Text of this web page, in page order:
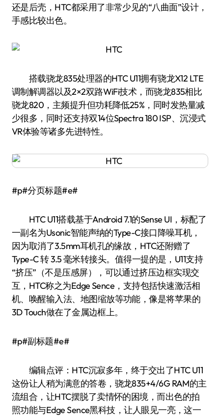
还是后壳，HTC都采用了非常少见的“八曲面”设计，
手感比较出色。
搭载骁龙835处理器的HTC U11拥有骁龙X12 LTE
调制解调器以及2×2双路WiFi技术，而骁龙835相比
骁龙820，主频提升但功耗降低25%，同时发热量减
少很多，同时还支持双14位Spectra 180 ISP、沉浸式
VR体验等诸多先进特性。
#p#分页标题#e#
HTC U11搭载基于Android 7.1的Sense UI，标配了
一副名为Usonic智能声纳的Type-C接口降噪耳机，
因为取消了3.5mm耳机孔的缘故，HTC还附赠了
Type-C 转 3.5 毫米转接头。值得一提的是，U11支持
“挤压”（不是压感屏），可以通过挤压边框实现交
互，HTC称之为Edge Sence，支持包括快速激活相
机、唤醒输入法、地图缩放等功能，像是将苹果的
3D Touch做在了金属边框上。
#p#副标题#e#
编辑点评：HTC沉寂多年，终于交出了HTC U11
这份让人稍为满意的答卷，骁龙835+4/6G RAM的主
流组合，让HTC摆脱了卖情怀的困境，而出色的拍
照功能与Edge Sence黑科技，让人眼见一亮，这一